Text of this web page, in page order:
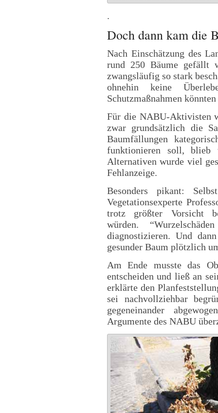
.
Doch dann kam die
Nach Einschätzung des
rund 250 Bäume gefällt
zwangsläufig so stark
ohnehin keine
Schutzmaßnahmen
Für die NABU-Aktivisten
zwar grundsätzlich die
Baumfällungen
funktionieren soll, blieb
Alternativen wurde viel
Fehlanzeige.
Besonders pikant:
Vegetationsexperte
trotz größter Vorsicht
würden.
diagnostizieren. Und
gesunder Baum plötzlich
Am Ende musste das
entscheiden und ließ an
erklärte den
sei nachvollziehbar
gegeneinander
Argumente des NABU